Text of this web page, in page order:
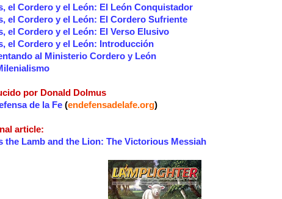
el Cordero y el León: El León Conquistador
el Cordero y el León: El Cordero Sufriente
el Cordero y el León: El Verso Elusivo
el Cordero y el León: Introducción
al Ministerio Cordero y León
por Donald Dolmus
de la Fe (endefensadelafe.org)
article:
the Lamb and the Lion: The Victorious Messiah